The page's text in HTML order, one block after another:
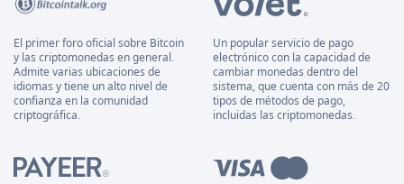
El primer foro oficial sobre Bitcoin
y las criptomonedas en general.
Admite varias ubicaciones de
idiomas y tiene un alto nivel de
confianza en la comunidad
criptográfica.
Un popular servicio de pago
electrónico con la capacidad de
cambiar monedas dentro del
sistema, que cuenta con más de 20
tipos de métodos de pago,
incluidas las criptomonedas.